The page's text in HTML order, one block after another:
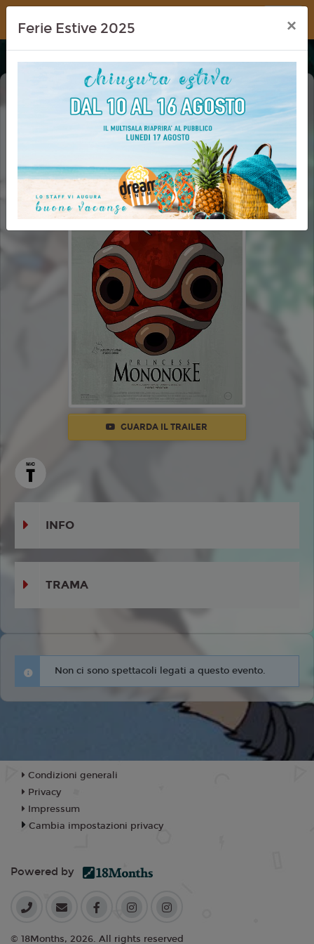
Dream Cinema
PRINCIPESSA MONONOKE
(PRINCESS MONONOKE) (MONONOKE
CON INTERVALLO
GUARDA IL TRAILER
INFO
TRAMA
Non ci sono spettacoli legati a questo evento.
Ferie Estive 2025 ×
Condizioni generali
Privacy
Impressum
Cambia impostazioni privacy
Powered by
© 18Months, 2026. All rights reserved